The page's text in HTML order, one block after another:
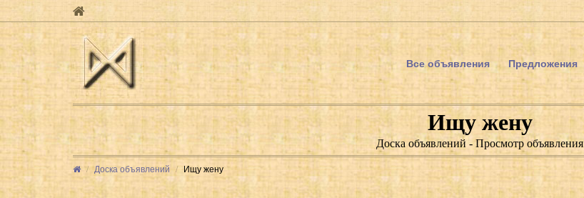
Все объявления Предложения
Ищу жену
Доска объявлений - Просмотр объявления
Доска объявлений
Ищу жену